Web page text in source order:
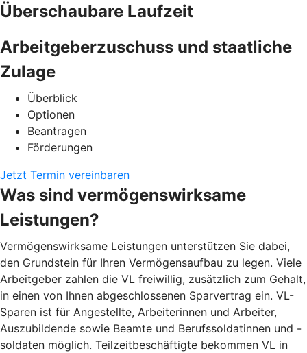
Überschaubare Laufzeit
Arbeitgeberzuschuss und staatliche
Zulage
Überblick
Optionen
Beantragen
Förderungen
Jetzt Termin vereinbaren
Was sind vermögenswirksame
Leistungen?
Vermögenswirksame Leistungen unterstützen Sie dabei,
den Grundstein für Ihren Vermögensaufbau zu legen. Viele
Arbeitgeber zahlen die VL freiwillig, zusätzlich zum Gehalt,
in einen von Ihnen abgeschlossenen Sparvertrag ein. VL-
Sparen ist für Angestellte, Arbeiterinnen und Arbeiter,
Auszubildende sowie Beamte und Berufssoldatinnen und -
soldaten möglich. Teilzeitbeschäftigte bekommen VL in